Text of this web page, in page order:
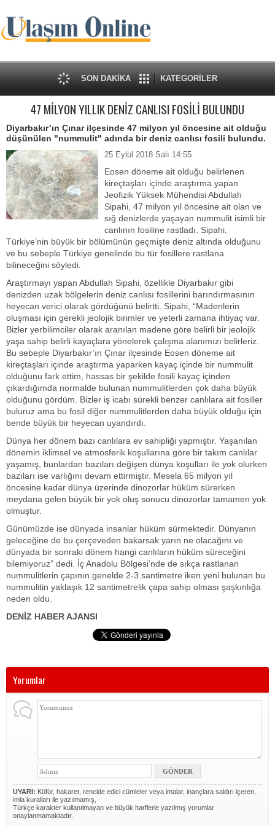
SON DAKİKA KATEGORİLER
47 MİLYON YILLIK DENİZ CANLISI FOSİLİ BULUNDU
Diyarbakır’ın Çınar ilçesinde 47 milyon yıl öncesine ait olduğu
düşünülen "nummulit" adında bir deniz canlısı fosili bulundu.
25 Eylül 2018 Salı 14:55
Eosen döneme ait olduğu belirlenen
kireçtaşları içinde araştırma yapan
Jeofizik Yüksek Mühendisi Abdullah
Sipahi, 47 milyon yıl öncesine ait olan ve
sığ denizlerde yaşayan nummulit isimli bir
canlının fosiline rastladı. Sipahi,
Türkiye’nin büyük bir bölümünün geçmişte deniz altında olduğunu
ve bu sebeple Türkiye genelinde bu tür fosillere rastlana
bilineceğini söyledi.
Araştırmayı yapan Abdullah Sipahi, özellikle Diyarbakır gibi
denizden uzak bölgelerin deniz canlısı fosillerini barındırmasının
heyecan verici olarak gördüğünü belirtti. Sipahi, “Madenlerin
oluşması için gerekli jeolojik birimler ve yeterli zamana ihtiyaç var.
Bizler yerbilimciler olarak aranılan madene göre belirli bir jeolojik
yaşa sahip belirli kayaçlara yönelerek çalışma alanımızı belirleriz.
Bu sebeple Diyarbakır’ın Çınar ilçesinde Eosen döneme ait
kireçtaşları içinde araştırma yaparken kayaç içinde bir nummulit
olduğunu fark ettim, hassas bir şekilde fosili kayaç içinden
çıkardığımda normalde bulunan nummulitlerden çok daha büyük
olduğunu gördüm. Bizler iş icabı sürekli benzer canlılara ait fosiller
buluruz ama bu fosil diğer nummulitlerden daha büyük olduğu için
bende büyük bir heyecan uyandırdı.
Dünya her dönem bazı canlılara ev sahipliği yapmıştır. Yaşanılan
dönemin iklimsel ve atmosferik koşullarına göre bir takım canlılar
yaşamış, bunlardan bazıları değişen dünya koşulları ile yok olurken
bazıları ise varlığını devam ettirmiştir. Mesela 65 milyon yıl
öncesine kadar dünya üzerinde dinozorlar hüküm sürerken
meydana gelen büyük bir yok oluş sonucu dinozorlar tamamen yok
olmuştur.
Günümüzde ise dünyada insanlar hüküm sürmektedir. Dünyanın
geleceğine de bu çerçeveden bakarsak yarın ne olacağını ve
dünyada bir sonraki dönem hangi canlıların hüküm süreceğini
bilemiyoruz” dedi. İç Anadolu Bölgesi’nde de sıkça rastlanan
nummulitlerin çapının genelde 2-3 santimetre iken yeni bulunan bu
nummulitin yaklaşık 12 santimetrelik çapa sahip olması şaşkınlığa
neden oldu.
DENİZ HABER AJANSI
Yorumlar
UYARI: Küfür, hakaret, rencide edici cümleler veya imalar, inançlara saldırı içeren,
imla kuralları ile yazılmamış,
Türkçe karakter kullanılmayan ve büyük harflerle yazılmış yorumlar
onaylanmamaktadır.